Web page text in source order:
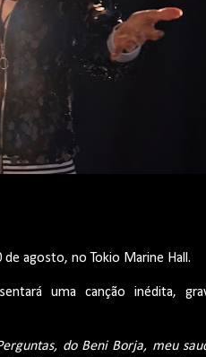
de agosto, no Tokio Marine Hall.
uma canção inédita,
do Beni Borja, meu